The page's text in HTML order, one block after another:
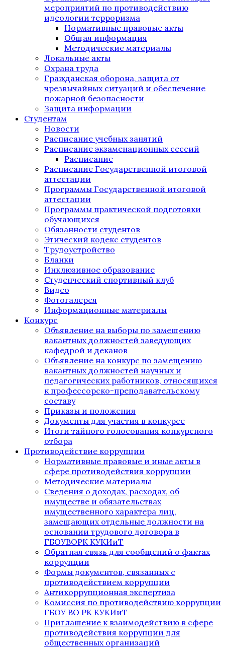
мероприятий по противодействию
идеологии терроризма
Нормативные правовые акты
Общая информация
Методические материалы
Локальные акты
Охрана труда
Гражданская оборона, защита от
чрезвычайных ситуаций и обеспечение
пожарной безопасности
Защита информации
Студентам
Новости
Расписание учебных занятий
Расписание экзаменационных сессий
Расписание
Расписание Государственной итоговой
аттестации
Программы Государственной итоговой
аттестации
Программы практической подготовки
обучающихся
Обязанности студентов
Этический кодекс студентов
Трудоустройство
Бланки
Инклюзивное образование
Студенческий спортивный клуб
Видео
Фотогалерея
Информационные материалы
Конкурс
Объявление на выборы по замещению
вакантных должностей заведующих
кафедрой и деканов
Объявление на конкурс по замещению
вакантных должностей научных и
педагогических работников, относящихся
к профессорско-преподавательскому
составу
Приказы и положения
Документы для участия в конкурсе
Итоги тайного голосования конкурсного
отбора
Противодействие коррупции
Нормативные правовые и иные акты в
сфере противодействия коррупции
Методические материалы
Сведения о доходах, расходах, об
имуществе и обязательствах
имущественного характера лиц,
замещающих отдельные должности на
основании трудового договора в
ГБОУВОРК КУКИиТ
Обратная связь для сообщений о фактах
коррупции
Формы документов, связанных с
противодействием коррупции
Антикоррупционная экспертиза
Комиссия по противодействию коррупции
ГБОУ ВО РК КУКИиТ
Приглашение к взаимодействию в сфере
противодействия коррупции для
общественных организаций